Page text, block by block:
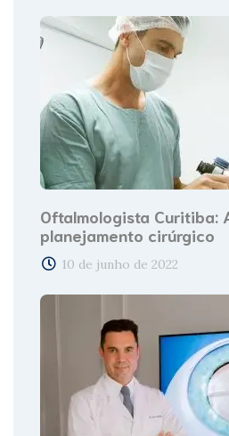
Oftalmologista Curitiba:
planejamento cirúrgico
10 de junho de 2022